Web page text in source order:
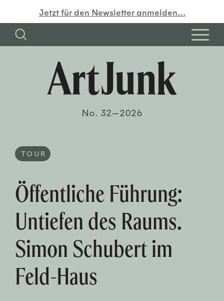
Jetzt für den Newsletter anmelden…
No. 32—2026
TOUR
Öffentliche Führung:
Untiefen des Raums.
Simon Schubert im
Feld-Haus